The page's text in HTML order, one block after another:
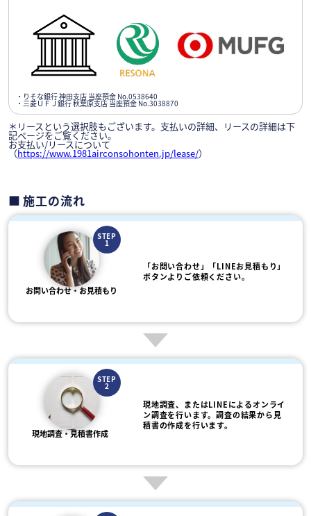
・りそな銀行 神田支店 当座預金 No.0538640
・三菱ＵＦＪ銀行 秋葉原支店 当座預金 No.3038870
＊リースという選択肢もございます。支払いの詳細、リースの詳細は下
記ページをご覧ください。
お支払い/リースについて
（https://www.1981airconsohonten.jp/lease/）
施工の流れ
STEP
1
お問い合わせ・お見積もり
「お問い合わせ」「LINEお見積もり」
ボタンよりご依頼ください。
STEP
2
現地調査・見積書作成
現地調査、またはLINEによるオンライ
ン調査を行います。調査の結果から見
積書の作成を行います。